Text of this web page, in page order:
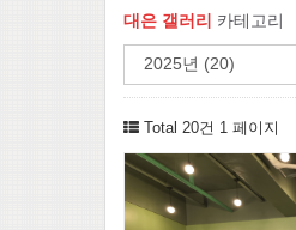
대은 갤러리 카테고리
Total 20건 1 페이지